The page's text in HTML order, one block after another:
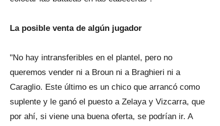
La posible venta de algún jugador
"No hay intransferibles en el plantel, pero no
queremos vender ni a Broun ni a Braghieri ni a
Caraglio. Este último es un chico que arrancó como
suplente y le ganó el puesto a Zelaya y Vizcarra, que
por ahí, si viene una buena oferta, se podrían ir. A